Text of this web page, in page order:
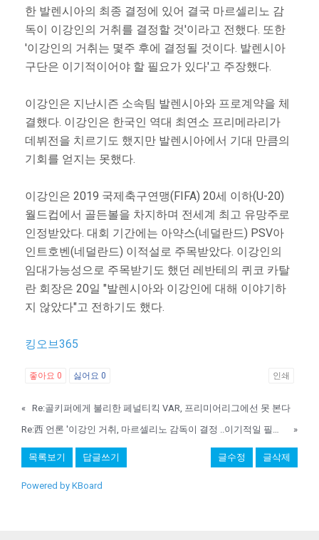
한 발렌시아의 최종 결정에 있어 결국 마르셀리노 감
독이 이강인의 거취를 결정할 것'이라고 전했다. 또한
'이강인의 거취는 몇주 후에 결정될 것이다. 발렌시아
구단은 이기적이어야 할 필요가 있다'고 주장했다.
이강인은 지난시즌 소속팀 발렌시아와 프로계약을 체
결했다. 이강인은 한국인 역대 최연소 프리메라리가
데뷔전을 치르기도 했지만 발렌시아에서 기대 만큼의
기회를 얻지는 못했다.
이강인은 2019 국제축구연맹(FIFA) 20세 이하(U-20)
월드컵에서 골든볼을 차지하며 전세계 최고 유망주로
인정받았다. 대회 기간에는 아약스(네덜란드) PSV아
인트호벤(네덜란드) 이적설로 주목받았다. 이강인의
임대가능성으로 주목받기도 했던 레반테의 퀴코 카탈
란 회장은 20일 "발렌시아와 이강인에 대해 이야기하
지 않았다"고 전하기도 했다.
킹오브365
좋아요 0 싫어요 0 인쇄
« Re:골키퍼에게 불리한 페널티킥 VAR, 프리미어리그에선 못 본다
»
목록보기 답글쓰기 글수정 글삭제
Powered by KBoard